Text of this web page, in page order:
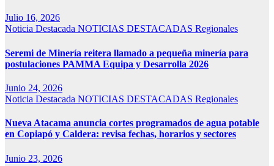
Julio 16, 2026
Noticia Destacada NOTICIAS DESTACADAS Regionales
Seremi de Minería reitera llamado a pequeña minería para
postulaciones PAMMA Equipa y Desarrolla 2026
Junio 24, 2026
Noticia Destacada NOTICIAS DESTACADAS Regionales
Nueva Atacama anuncia cortes programados de agua potable
en Copiapó y Caldera: revisa fechas, horarios y sectores
Junio 23, 2026